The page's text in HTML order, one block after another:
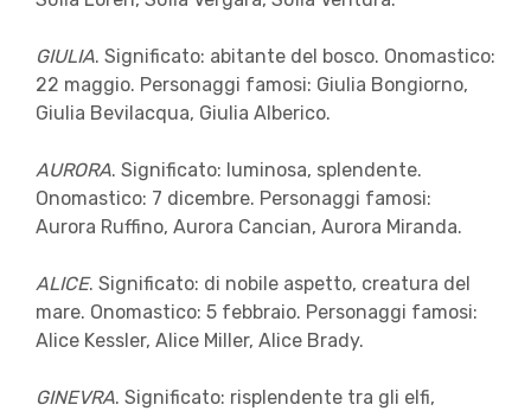
GIULIA. Significato: abitante del bosco. Onomastico:
22 maggio. Personaggi famosi: Giulia Bongiorno,
Giulia Bevilacqua, Giulia Alberico.
AURORA. Significato: luminosa, splendente.
Onomastico: 7 dicembre. Personaggi famosi:
Aurora Ruffino, Aurora Cancian, Aurora Miranda.
ALICE. Significato: di nobile aspetto, creatura del
mare. Onomastico: 5 febbraio. Personaggi famosi:
Alice Kessler, Alice Miller, Alice Brady.
GINEVRA. Significato: risplendente tra gli elfi,